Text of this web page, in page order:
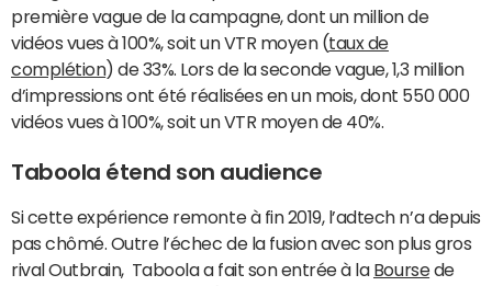
première vague de la campagne, dont un million de
vidéos vues à 100%, soit un VTR moyen (taux de
complétion) de 33%. Lors de la seconde vague, 1,3 million
d’impressions ont été réalisées en un mois, dont 550 000
vidéos vues à 100%, soit un VTR moyen de 40%.
Taboola étend son audience
Si cette expérience remonte à fin 2019, l’adtech n’a depuis
pas chômé. Outre l’échec de la fusion avec son plus gros
rival Outbrain, Taboola a fait son entrée à la Boursede